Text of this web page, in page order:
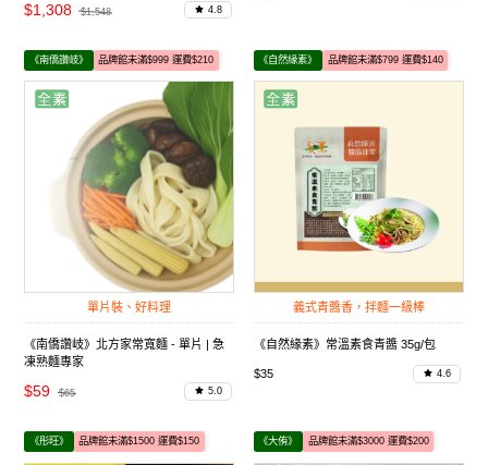
$1,308 $1,548 4.8
《南僑讚岐》 品牌館未滿$999 運費$210
單片裝、好料理
《南僑讚岐》北方家常寬麵 - 單片 | 急
凍熟麵專家
$59 $65 5.0
《自然緣素》 品牌館未滿$799 運費$140
義式青醬香，拌麵一級棒
《自然緣素》常溫素食青醬 35g/包
$35 4.6
《彤旺》 品牌館未滿$1500 運費$150 《大侑》 品牌館未滿$3000 運費$200